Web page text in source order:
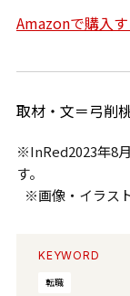
Amazonで購入
取材・文＝弓削
※InRed2023年8
す。
※画像・イラス
KEYWORD
転職